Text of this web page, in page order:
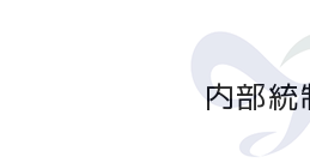
内部統